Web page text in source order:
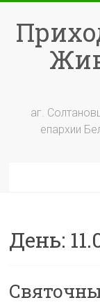
содержимому
аг.
епархии
День: